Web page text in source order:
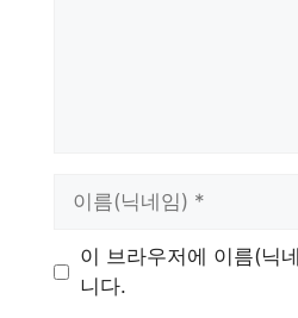
이 브라우저에 이름(닉
니다.